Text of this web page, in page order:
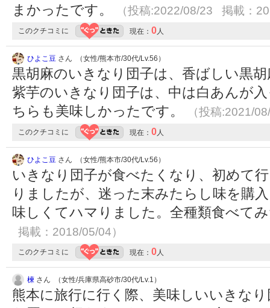
まかったです。
（投稿:2022/08/23 掲載：
このクチコミに 現在： 0人
ひよこ豆 さん （女性/熊本市/30代/Lv.56）
黒胡麻のいきなり団子は、香ばしい黒
紫芋のいきなり団子は、中は白あんが
ちらも美味しかったです。
（投稿:2021/
このクチコミに 現在： 0人
ひよこ豆 さん （女性/熊本市/30代/Lv.56）
いきなり団子が食べたくなり、初めて
りましたが、迷った末みたらし味を購
味しくてハマりました。全種類食べて
掲載：2018/05/04）
このクチコミに 現在： 0人
楝 さん （女性/兵庫県高砂市/30代/Lv.1）
熊本に旅行に行く際、美味しいいきな